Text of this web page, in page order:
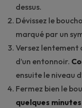
dessus.
Dévissez le
marqué par un
Versez lentement
d’un entonnoir.
ensuite le niveau
Fermez bien le
quelques minutes